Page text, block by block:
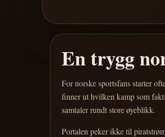
En trygg
For norske sportsfans starter
finner ut hvilken kamp som
samtaler rundt store øyeblikk.
Portalen peker ikke til